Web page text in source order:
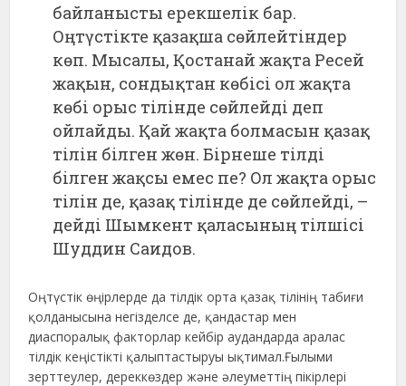
байланысты ерекшелік бар.
Оңтүстікте қазақша сөйлейтіндер
көп. Мысалы, Қостанай жақта Ресей
жақын, сондықтан көбісі ол жақта
көбі орыс тілінде сөйлейді деп
ойлайды. Қай жақта болмасын қазақ
тілін білген жөн. Бірнеше тілді
білген жақсы емес пе? Ол жақта орыс
тілін де, қазақ тілінде де сөйлейді, –
дейді Шымкент қаласының тілшісі
Шуддин Саидов.
Оңтүстік өңірлерде да тілдік орта қазақ тілінің табиғи
қолданысына негізделсе де, қандастар мен
диаспоралық факторлар кейбір аудандарда аралас
тілдік кеңістікті қалыптастыруы ықтимал.Ғылыми
зерттеулер, дереккөздер және әлеуметтің пікірлері